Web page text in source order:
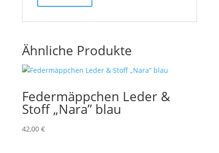
Ähnliche Produkte
Federmäppchen Leder &
Stoff „Nara” blau
42,00 €